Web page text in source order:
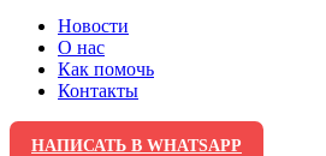
Новости
О нас
Как помочь
Контакты
НАПИСАТЬ В WHATSAPP